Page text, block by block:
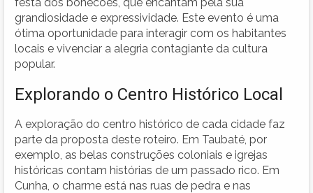
grandiosidade e expressividade. Este evento é uma
ótima oportunidade para interagir com os habitantes
locais e vivenciar a alegria contagiante da cultura
popular.
Explorando o Centro Histórico Local
A exploração do centro histórico de cada cidade faz
parte da proposta deste roteiro. Em Taubaté, por
exemplo, as belas construções coloniais e igrejas
históricas contam histórias de um passado rico. Em
Cunha, o charme está nas ruas de pedra e nas